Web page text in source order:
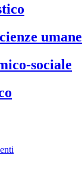
umane
sociale